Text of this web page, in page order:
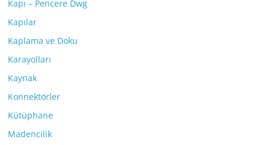
Kapı – Pencere Dwg
Kapılar
Kaplama ve Doku
Karayolları
Kaynak
Konnektörler
Kütüphane
Madencilik